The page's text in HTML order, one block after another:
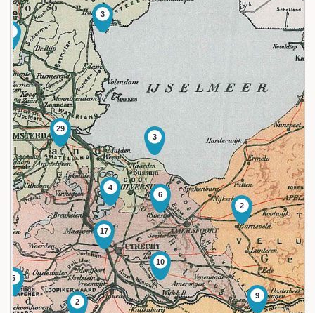
5
4
29
6
10
9
3
17
3
2
2